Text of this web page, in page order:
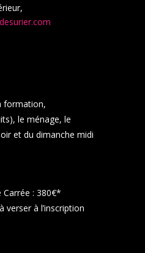
formation,
le ménage, le
et du dimanche midi
Carrée : 380€*
à l’inscription